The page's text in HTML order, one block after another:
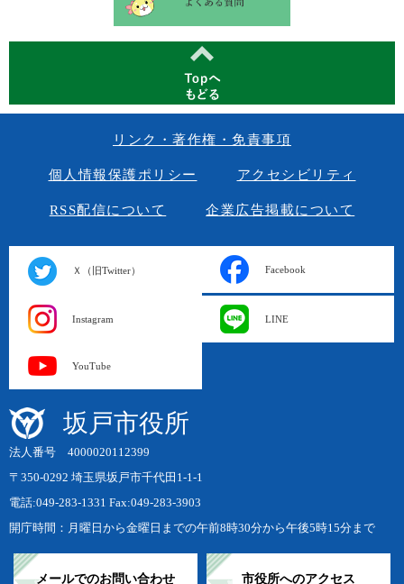
リンク・著作権・免責事項
個人情報保護ポリシー アクセシビリティ
RSS配信について 企業広告掲載について
Ｘ（旧Twitter） Facebook
Instagram LINE
YouTube
坂戸市役所
法人番号 4000020112399
〒350-0292 埼玉県坂戸市千代田1-1-1
電話:049-283-1331 Fax:049-283-3903
開庁時間：月曜日から金曜日までの午前8時30分から午後5時15分まで
メールでのお問い合わせ 市役所へのアクセス